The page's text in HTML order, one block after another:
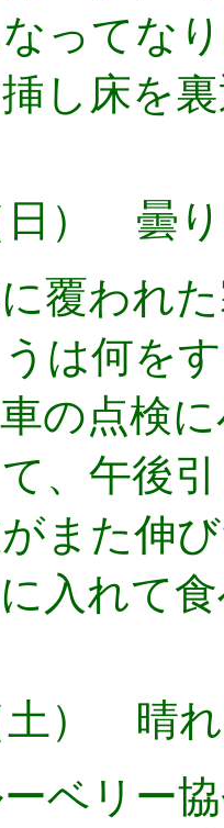
ってな
し床を
日） 曇り
覆われ
は何を
の点検
、午後
また伸
入れて
土） 晴れ
ベリー